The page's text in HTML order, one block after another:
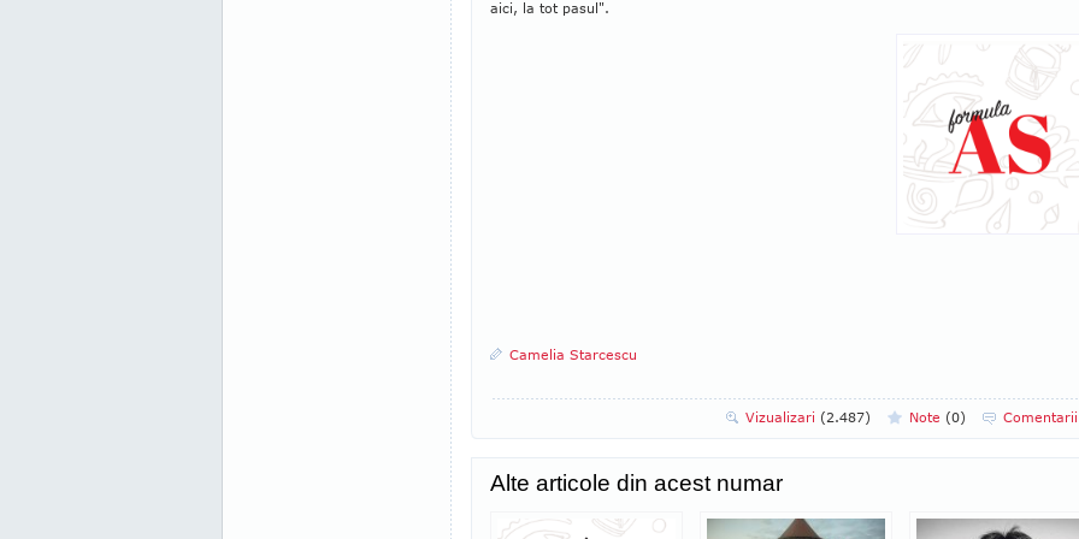
aici, la tot pasul".
Camelia Starcescu
Vizualizari (2.487) Note (0) Comentarii
Alte articole din acest numar